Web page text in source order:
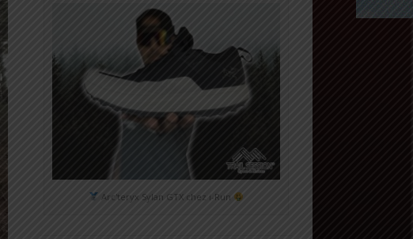
Arc'teryx Sylan GTX chez i-Run